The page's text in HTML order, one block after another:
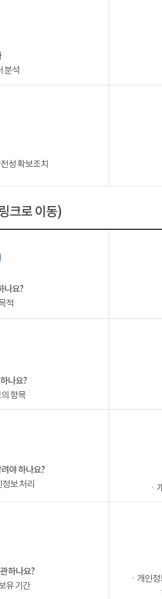
분석
성 확보조치
크로 이동)
나요?
적
나요?
항목
야 하나요?
보 처리
ㆍ
하나요?
유 기간
ㆍ개인